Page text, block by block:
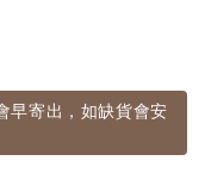
早寄出，如缺貨會安